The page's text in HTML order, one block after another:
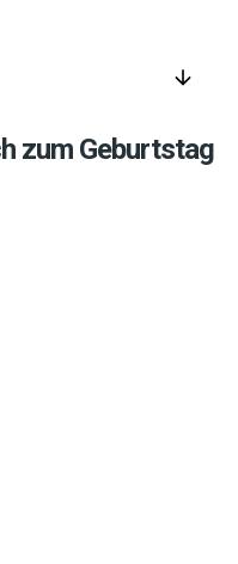
arrow_downward
zum Geburtstag